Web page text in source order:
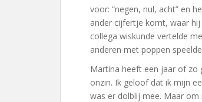
voor: “negen, nul, acht” en
ander cijfertje komt, waar
collega wiskunde vertelde
anderen met poppen
Martina heeft een jaar of zo
onzin. Ik geloof dat ik mijn
was er dolblij mee. Maar